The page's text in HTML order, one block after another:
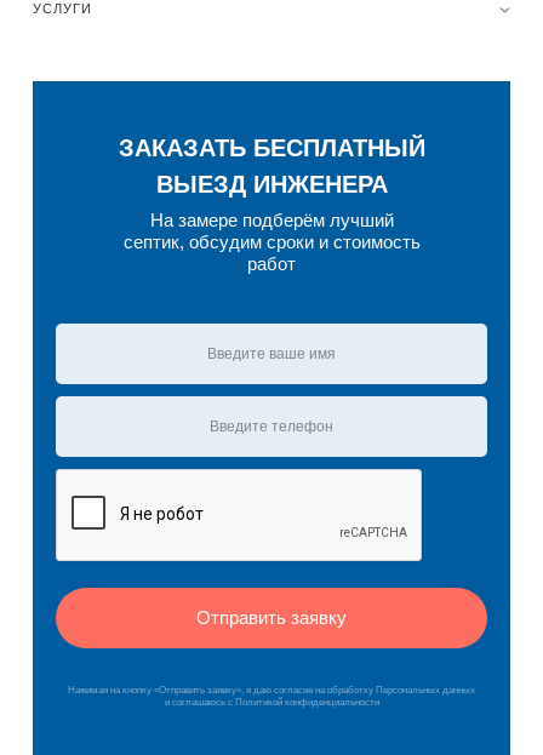
УСЛУГИ
ЗАКАЗАТЬ БЕСПЛАТНЫЙ
ВЫЕЗД ИНЖЕНЕРА
На замере подберём лучший
септик, обсудим сроки и стоимость
работ
Отправить заявку
Нажимая на кнопку «Отправить заявку», я даю согласие на обработку Персональных данных
и соглашаюсь c Политикой конфиденциальности